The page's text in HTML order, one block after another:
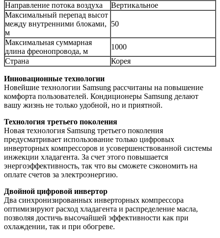
Направление потока воздуха
Вертикальное
Максимальный перепад высот
между внутренними блоками,
м
50
Максимальная суммарная
длина фреонопровода, м
1000
Страна
Корея
Инновационные технологии
Новейшие технологии Samsung рассчитаны на повышение
комфорта пользователей. Кондиционеры Samsung делают
вашу жизнь не только удобной, но и приятной.
Технология третьего поколения
Новая технология Samsung третьего поколения
предусматривает использование только цифровых
инверторных компрессоров и усовершенствованной системы
инжекции хладагента. За счет этого повышается
энергоэффективность, так что вы сможете сэкономить на
оплате счетов за электроэнергию.
Двойной цифровой инвертор
Два синхронизированных инверторных компрессора
оптимизируют расход хладагента и распределение масла,
позволяя достичь высочайшей эффективности как при
охлаждении, так и при обогреве.